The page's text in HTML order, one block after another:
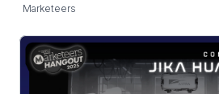
Marketeers